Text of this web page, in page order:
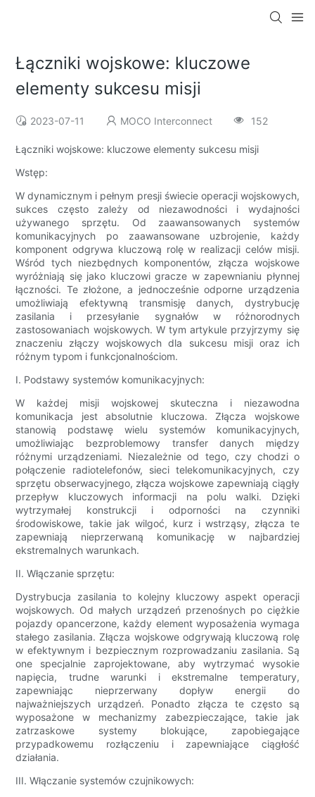
Łączniki wojskowe: kluczowe
elementy sukcesu misji
2023-07-11 MOCO Interconnect 152
Łączniki wojskowe: kluczowe elementy sukcesu misji
Wstęp:
W dynamicznym i pełnym presji świecie operacji wojskowych,
sukces często zależy od niezawodności i wydajności
używanego sprzętu. Od zaawansowanych systemów
komunikacyjnych po zaawansowane uzbrojenie, każdy
komponent odgrywa kluczową rolę w realizacji celów misji.
Wśród tych niezbędnych komponentów, złącza wojskowe
wyróżniają się jako kluczowi gracze w zapewnianiu płynnej
łączności. Te złożone, a jednocześnie odporne urządzenia
umożliwiają efektywną transmisję danych, dystrybucję
zasilania i przesyłanie sygnałów w różnorodnych
zastosowaniach wojskowych. W tym artykule przyjrzymy się
znaczeniu złączy wojskowych dla sukcesu misji oraz ich
różnym typom i funkcjonalnościom.
I. Podstawy systemów komunikacyjnych:
W każdej misji wojskowej skuteczna i niezawodna
komunikacja jest absolutnie kluczowa. Złącza wojskowe
stanowią podstawę wielu systemów komunikacyjnych,
umożliwiając bezproblemowy transfer danych między
różnymi urządzeniami. Niezależnie od tego, czy chodzi o
połączenie radiotelefonów, sieci telekomunikacyjnych, czy
sprzętu obserwacyjnego, złącza wojskowe zapewniają ciągły
przepływ kluczowych informacji na polu walki. Dzięki
wytrzymałej konstrukcji i odporności na czynniki
środowiskowe, takie jak wilgoć, kurz i wstrząsy, złącza te
zapewniają nieprzerwaną komunikację w najbardziej
ekstremalnych warunkach.
II. Włączanie sprzętu:
Dystrybucja zasilania to kolejny kluczowy aspekt operacji
wojskowych. Od małych urządzeń przenośnych po ciężkie
pojazdy opancerzone, każdy element wyposażenia wymaga
stałego zasilania. Złącza wojskowe odgrywają kluczową rolę
w efektywnym i bezpiecznym rozprowadzaniu zasilania. Są
one specjalnie zaprojektowane, aby wytrzymać wysokie
napięcia, trudne warunki i ekstremalne temperatury,
zapewniając nieprzerwany dopływ energii do
najważniejszych urządzeń. Ponadto złącza te często są
wyposażone w mechanizmy zabezpieczające, takie jak
zatrzaskowe systemy blokujące, zapobiegające
przypadkowemu rozłączeniu i zapewniające ciągłość
działania.
III. Włączanie systemów czujnikowych: